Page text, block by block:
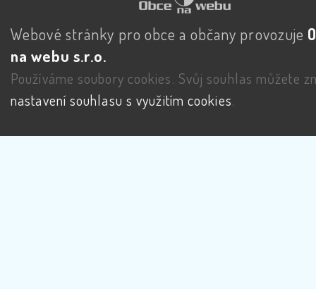
Webové stránky pro obce a občany provozuje
na webu s.r.o.
Používáme soubory cookies. Svůj souhlas můžete
nastavení souhlasu s využitím cookies.